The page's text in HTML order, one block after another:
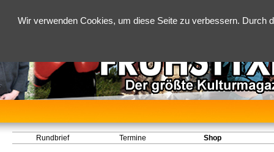
Wir verwenden Cookies, um diese Seite zu verbessern.
Rundbrief Termine Shop